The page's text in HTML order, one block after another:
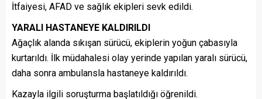
İtfaiyesi, AFAD ve sağlık ekipleri sevk edildi.
YARALI HASTANEYE KALDIRILDI
Ağaçlık alanda sıkışan sürücü, ekiplerin yoğun çabasıyla
kurtarıldı. İlk müdahalesi olay yerinde yapılan yaralı sürücü,
daha sonra ambulansla hastaneye kaldırıldı.
Kazayla ilgili soruşturma başlatıldığı öğrenildi.